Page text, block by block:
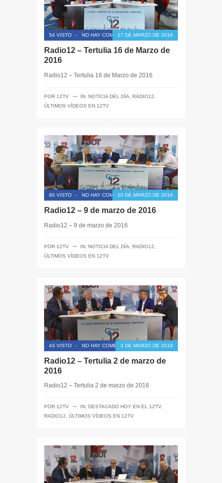
54 VISTO - NO HAY COMENTARIOS17 DE MARZO DE 2016
Radio12 – Tertulia 16 de Marzo de
2016
Radio12 – Tertulia 16 de Marzo de 2016
POR 12TV ─ IN: NOTICIA DEL DÍA RADIO12
ÚLTIMOS VÍDEOS EN 12TV
80 VISTO - NO HAY COMENTARIOS10 DE MARZO DE 2016
Radio12 – 9 de marzo de 2016
Radio12 – 9 de marzo de 2016
POR 12TV ─ IN: NOTICIA DEL DÍA RADIO12
ÚLTIMOS VÍDEOS EN 12TV
43 VISTO - NO HAY COMENTARIOS3 DE MARZO DE 2016
Radio12 – Tertulia 2 de marzo de
2016
Radio12 – Tertulia 2 de marzo de 2016
POR 12TV ─ IN: DESTACADO HOY EN EL 12TV,
RADIO12, ÚLTIMOS VÍDEOS EN 12TV